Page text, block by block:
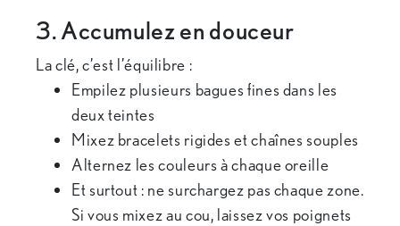
3. Accumulez en douceur
La clé, c’est l’équilibre :
Empilez plusieurs bagues fines dans les
deux teintes
Mixez bracelets rigides et chaînes souples
Alternez les couleurs à chaque oreille
Et surtout : ne surchargez pas chaque zone.
Si vous mixez au cou, laissez vos poignets